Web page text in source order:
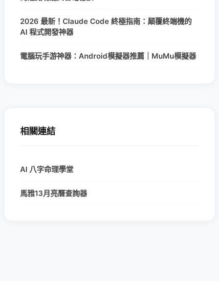
2026 最新！Claude Code 終極指南：顛覆終端機的
AI 程式開發神器
電腦玩手游神器：Android模擬器推薦｜MuMu模擬器
相關連結
AI 八字命理學堂
馬雅13月亮曆查詢器